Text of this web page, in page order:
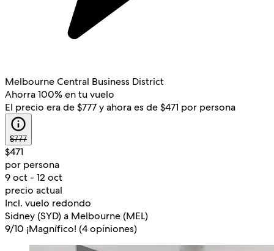
Melbourne Central Business District
Ahorra 100% en tu vuelo
El precio era de $777 y ahora es de $471 por persona
$777
$471
por persona
9 oct - 12 oct
precio actual
Incl. vuelo redondo
Sidney (SYD) a Melbourne (MEL)
9/10 ¡Magnífico! (4 opiniones)